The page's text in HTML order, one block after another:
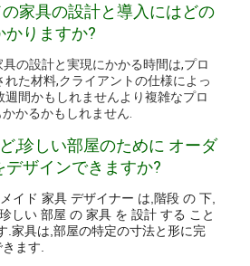
家具の設計と導入にはどの
かりますか?
の設計と実現にかかる時間は,プロ
れた材料,クライアントの仕様によっ
週間かもしれませんより複雑なプロ
かるかもしれません.
,珍しい部屋のために オーダ
ザインできますか?
イド 家具 デザイナー は,階段 の 下,
しい 部屋 の 家具 を 設計 する こと
.家具は,部屋の特定の寸法と形に完
ます.